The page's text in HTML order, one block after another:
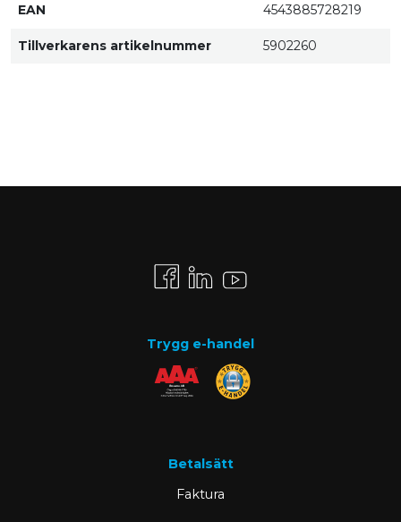
EAN 4543885728219
Tillverkarens artikelnummer 5902260
Trygg e-handel
Betalsätt
Faktura